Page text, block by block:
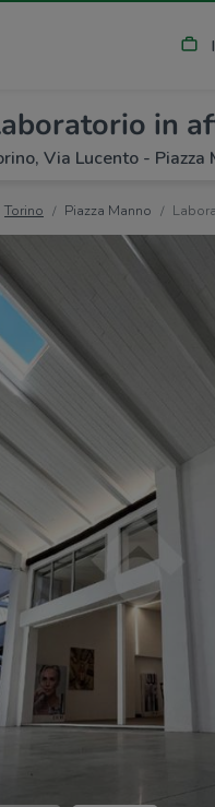
in
Via Lucento - Piazza
Torino Piazza Manno